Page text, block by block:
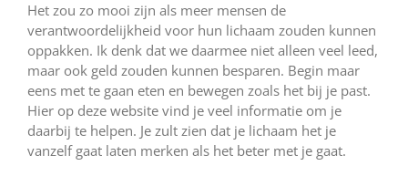
Het zou zo mooi zijn als meer mensen de
verantwoordelijkheid voor hun lichaam zouden kunnen
oppakken. Ik denk dat we daarmee niet alleen veel leed,
maar ook geld zouden kunnen besparen. Begin maar
eens met te gaan eten en bewegen zoals het bij je past.
Hier op deze website vind je veel informatie om je
daarbij te helpen. Je zult zien dat je lichaam het je
vanzelf gaat laten merken als het beter met je gaat.